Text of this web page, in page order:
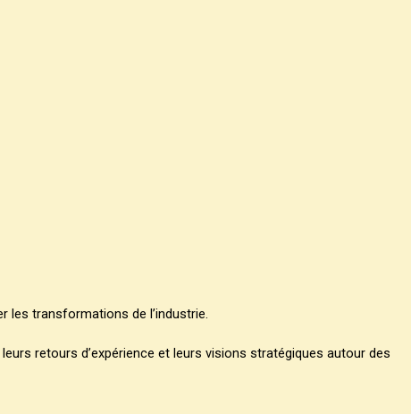
les transformations de l’industrie.
retours d’expérience et leurs visions stratégiques autour des